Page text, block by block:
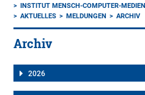
INSTITUT MENSCH-COMPUTER-MEDIEN
AKTUELLES
MELDUNGEN ARCHIV
Archiv
2026